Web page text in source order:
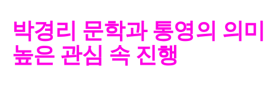
박경리 문학과 통영의 의
높은 관심 속 진행